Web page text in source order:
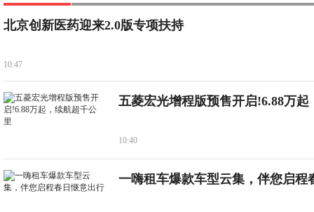
北京创新医药迎来2.0版专项扶持
10:47
五菱宏光增程版预售开启!6.88万起
10:40
一嗨租车爆款车型云集，伴您启程